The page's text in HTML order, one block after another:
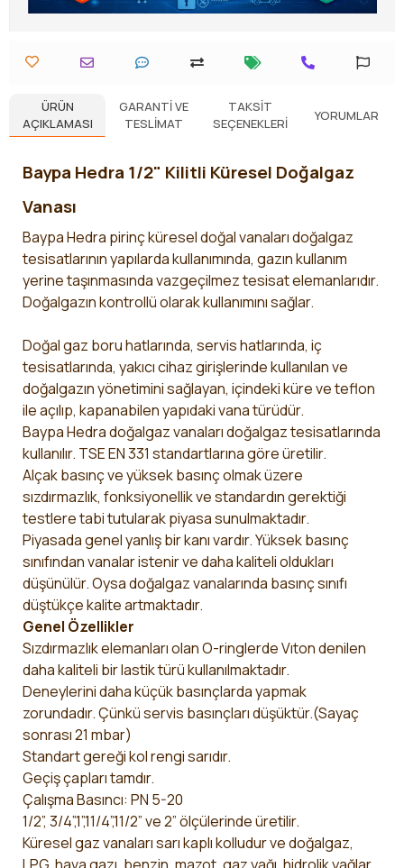
ÜRÜN
AÇIKLAMASI
GARANTI VE
TESLIMAT
TAKSIT
SEÇENEKLERI
YORUMLAR
Baypa Hedra 1/2" Kilitli Küresel Doğalgaz
Vanası
Baypa Hedra pirinç küresel doğal vanaları doğalgaz
tesisatlarının yapılarda kullanımında, gazın kullanım
yerine taşınmasında vazgeçilmez tesisat elemanlarıdır.
Doğalgazın kontrollü olarak kullanımını sağlar.
Doğal gaz boru hatlarında, servis hatlarında, iç
tesisatlarında, yakıcı cihaz girişlerinde kullanılan ve
doğalgazın yönetimini sağlayan, içindeki küre ve teflon
ile açılıp, kapanabilen yapıdaki vana türüdür.
Baypa Hedra doğalgaz vanaları doğalgaz tesisatlarında
kullanılır. TSE EN 331 standartlarına göre üretilir.
Alçak basınç ve yüksek basınç olmak üzere
sızdırmazlık, fonksiyonellik ve standardın gerektiği
testlere tabi tutularak piyasa sunulmaktadır.
Piyasada genel yanlış bir kanı vardır. Yüksek basınç
sınıfından vanalar istenir ve daha kaliteli oldukları
düşünülür. Oysa doğalgaz vanalarında basınç sınıfı
düştükçe kalite artmaktadır.
Genel Özellikler
Sızdırmazlık elemanları olan O-ringlerde Vıton denilen
daha kaliteli bir lastik türü kullanılmaktadır.
Deneylerini daha küçük basınçlarda yapmak
zorundadır. Çünkü servis basınçları düşüktür.(Sayaç
sonrası 21 mbar)
Standart gereği kol rengi sarıdır.
Geçiş çapları tamdır.
Çalışma Basıncı: PN 5-20
1/2”, 3/4”,1”,11/4”,11/2” ve 2” ölçülerinde üretilir.
Küresel gaz vanaları sarı kaplı kolludur ve doğalgaz,